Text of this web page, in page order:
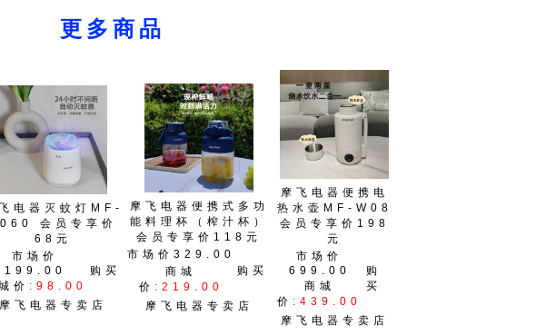
更多商品
电器灭蚊灯MF-
会员专享价
68元
市场价
199.00
购买
价 :98.00
摩飞电器专卖店
摩飞电器便携式多功
能料理杯（榨汁杯）
会员专享价118元
市场价329.00
购买
商城
价 :219.00
摩飞电器专卖店
摩飞电器便携电
热水壶MF-W08
会员专享价198
元
市场价
699.00
购
买
商城
价 :439.00
摩飞电器专卖店